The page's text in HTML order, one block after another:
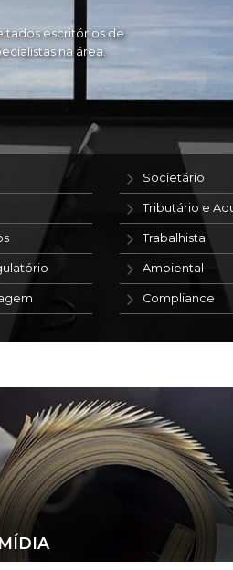
escritórios de
na área.
Societário
Tributário e
Trabalhista
Ambiental
Compliance